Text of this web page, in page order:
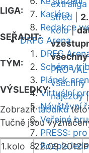
Kariéra
Redakce
DRFG Arena
DRFG
Schéma
Plánek
Virtuální
Návštěvní
Veřejné
PRESS:
Rozpis
LIGA:
extraliga
střed
SEŘADIT:
kolo|
TÝM:
všechny
PRO VAL
VÝSLEDKY:
všechny
nájezdy
Zobrazittabulkutéto
Tučně jsou
1.kolo 22.09.2012